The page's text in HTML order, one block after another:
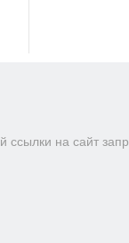
ссылки на сайт